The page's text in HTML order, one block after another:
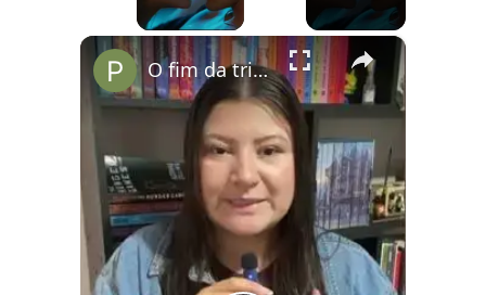
×
O fim da trilogia Culpados no Prime Vídeo